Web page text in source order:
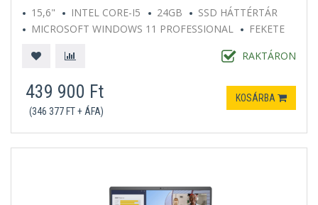
15,6"
INTEL CORE-I5 24GB
SSD HÁTTÉRTÁR
MICROSOFT WINDOWS 11 PROFESSIONAL
FEKETE
RAKTÁRON
439 900 Ft
(346 377 FT + ÁFA)
KOSÁRBA